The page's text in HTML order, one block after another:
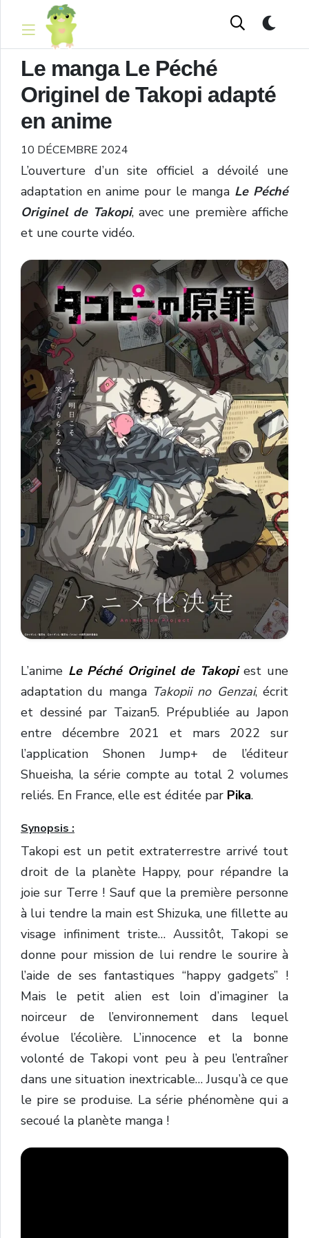
Le manga Le Péché
Originel de Takopi adapté
en anime
10 DÉCEMBRE 2024
L’ouverture d’un site officiel a dévoilé une
adaptation en anime pour le manga Le Péché
Originel de Takopi, avec une première affiche
et une courte vidéo.
L’anime Le Péché Originel de Takopiest une
adaptation du manga Takopii no Genzai, écrit
et dessiné par Taizan5. Prépubliée au Japon
entre décembre 2021 et mars 2022 sur
l’application Shonen Jump+ de l’éditeur
Shueisha, la série compte au total 2 volumes
reliés. En France, elle est éditée par Pika.
Synopsis :
Takopi est un petit extraterrestre arrivé tout
droit de la planète Happy, pour répandre la
joie sur Terre ! Sauf que la première personne
à lui tendre la main est Shizuka, une fillette au
visage infiniment triste… Aussitôt, Takopi se
donne pour mission de lui rendre le sourire à
l’aide de ses fantastiques “happy gadgets” !
Mais le petit alien est loin d’imaginer la
noirceur de l’environnement dans lequel
évolue l’écolière. L’innocence et la bonne
volonté de Takopi vont peu à peu l’entraîner
dans une situation inextricable… Jusqu’à ce que
le pire se produise. La série phénomène qui a
secoué la planète manga !